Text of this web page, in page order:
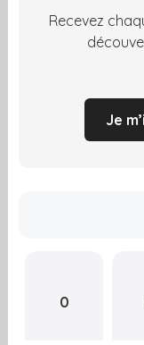
Recevez
Je
0